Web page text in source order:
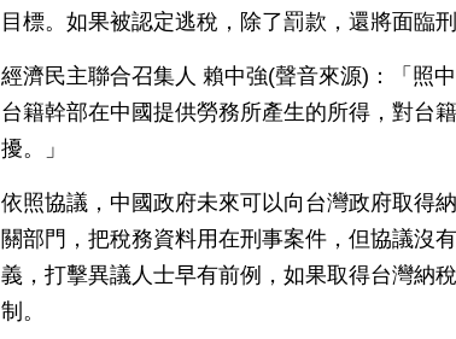
目標。如果被認定逃稅，除了罰款，還將面臨刑
經濟民主聯合召集人 賴中強(聲音來源)：「照
台籍幹部在中國提供勞務所產生的所得，對台
擾。」
依照協議，中國政府未來可以向台灣政府取得
關部門，把稅務資料用在刑事案件，但協議沒
義，打擊異議人士早有前例，如果取得台灣納
制。